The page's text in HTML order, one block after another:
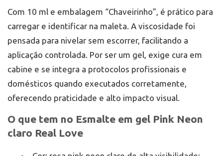
Com 10 ml e embalagem “Chaveirinho”, é prático para
carregar e identificar na maleta. A viscosidade foi
pensada para nivelar sem escorrer, facilitando a
aplicação controlada. Por ser um gel, exige cura em
cabine e se integra a protocolos profissionais e
domésticos quando executados corretamente,
oferecendo praticidade e alto impacto visual.
O que tem no Esmalte em gel Pink Neon
claro Real Love